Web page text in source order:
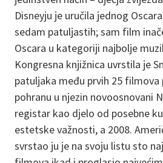
Disneyju je uručila jednog
sedam patuljastih; sam film
Oscara u kategoriji najbolje
Kongresna knjižnica uvrstila je
patuljaka među prvih 25 filmova
pohranu u njezin novoosnovani
registar kao djelo od posebne
estetske važnosti, a 2008.
svrstao ju je na svoju listu sto